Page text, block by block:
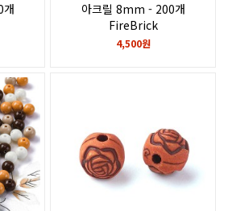
아크릴 8mm - 200개
FireBrick
4,500원